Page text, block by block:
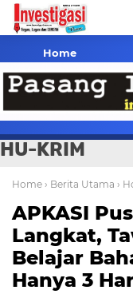
Home
HU-KRIM
Home › Berita Utama ›
APKASI
Langkat,
Belajar
Hanya 3